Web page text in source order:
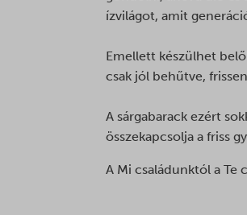
ízvilágot, amit
Emellett készülhet
csak jól behűtve,
A sárgabarack ezért
összekapcsolja a friss
A Mi családunktól a Te
wp-
tk_ai
_gcl_ag